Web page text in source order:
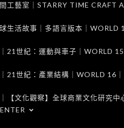
工藝室｜STARRY TIME CRAFT
生活故事｜多語言版本｜
21世紀：運動與車子｜WORLD
21世紀：產業結構｜WORLD 16
【文化觀察】全球商業文化研究